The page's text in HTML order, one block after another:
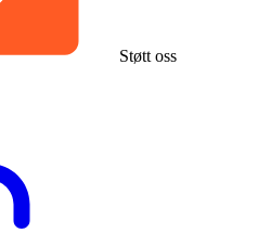
Støtt oss